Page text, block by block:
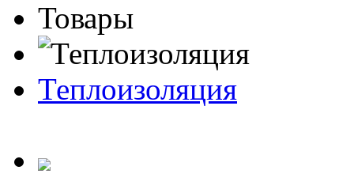
Товары
Теплоизоляция